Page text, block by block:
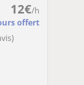
12€/h
offert